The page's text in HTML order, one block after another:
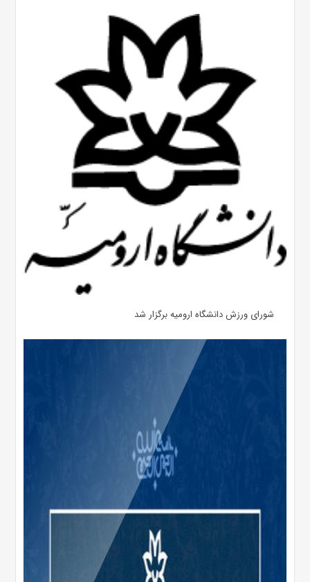
شورای ورزش دانشگاه ارومیه برگزار شد